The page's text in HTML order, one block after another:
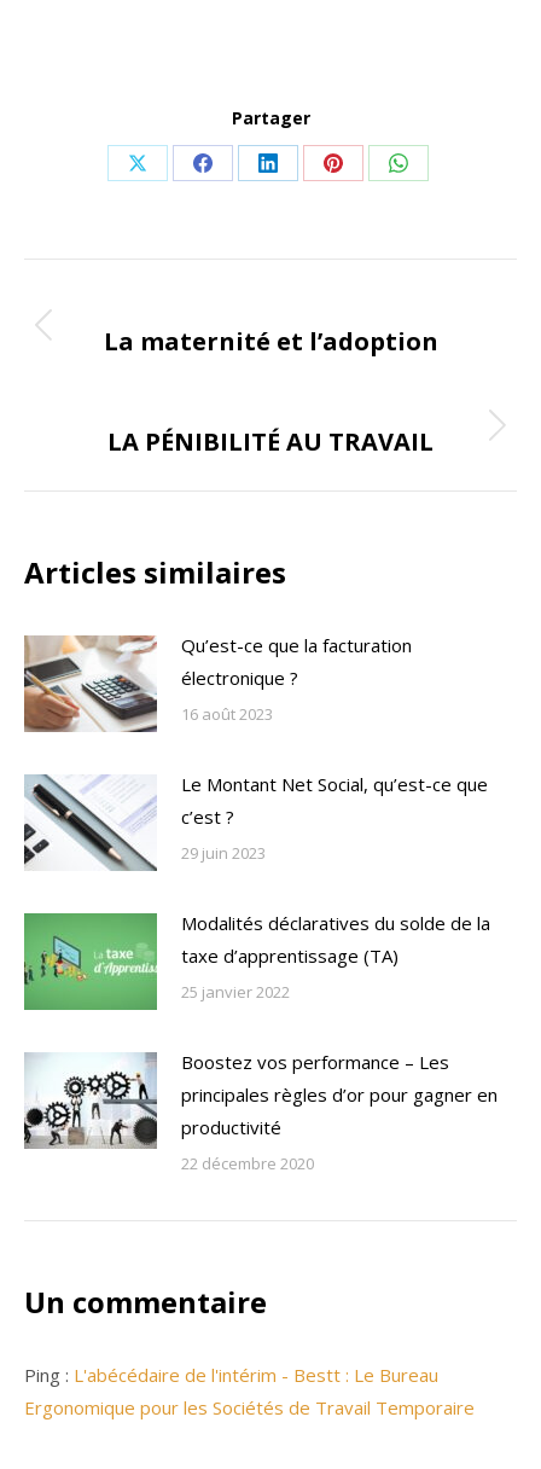
Partager
Share
X
Share
Facebook
Share
LinkedIn
Share
Pinterest
Share
WhatsApp
de
Onglet
La maternité et l’adoption
Onglet
LA PÉNIBILITÉ AU TRAVAIL
Articles similaires
Qu’est-ce que la facturation
électronique ?
16 août 2023
Le Montant Net Social, qu’est-ce que
c’est ?
29 juin 2023
Modalités déclaratives du solde de la
taxe d’apprentissage (TA)
25 janvier 2022
Boostez vos performance – Les
principales règles d’or pour gagner en
productivité
22 décembre 2020
Un commentaire
Ping : L'abécédaire de l'intérim - Bestt : Le Bureau
Ergonomique pour les Sociétés de Travail Temporaire